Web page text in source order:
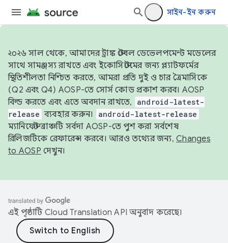
সাইন-ইন করুন
২০২৬ সাল থেকে, আমাদের ট্রাঙ্ক স্টেবল ডেভেলপমেন্ট মডেলের
সাথে সামঞ্জস্য রাখতে এবং ইকোসিস্টেমের জন্য প্ল্যাটফর্মের
স্থিতিশীলতা নিশ্চিত করতে, আমরা প্রতি দুই ও চার ত্রৈমাসিকে
(Q2 এবং Q4) AOSP-তে সোর্স কোড প্রকাশ করব। AOSP
বিল্ড করতে এবং এতে অবদান রাখতে,
android-latest-
release ব্যবহার করুন। android-latest-release
ম্যানিফেস্ট ব্রাঞ্চটি সর্বদা AOSP-তে পুশ করা সর্বশেষ
রিলিজটিকে রেফারেন্স করবে। আরও তথ্যের জন্য, Changes
to AOSP দেখুন।
এই পৃষ্ঠাটি Cloud Translation API অনুবাদ করেছে।